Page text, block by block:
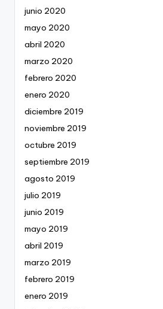
junio 2020
mayo 2020
abril 2020
marzo 2020
febrero 2020
enero 2020
diciembre 2019
noviembre 2019
octubre 2019
septiembre 2019
agosto 2019
julio 2019
junio 2019
mayo 2019
abril 2019
marzo 2019
febrero 2019
enero 2019